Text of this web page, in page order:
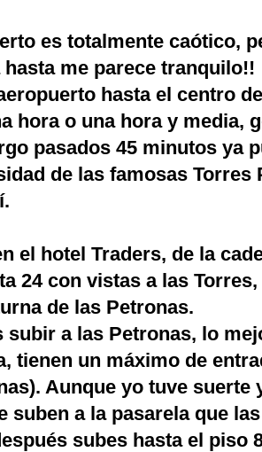
es totalmente caótico,
hasta me parece tranquilo!!
hasta el centro
hora o una hora y media,
pasados 45 minutos ya
de las famosas Torres
el hotel Traders, de la
24 con vistas a las
de las Petronas.
subir a las Petronas, lo
tienen un máximo de
Aunque yo tuve suerte
suben a la pasarela que
subes hasta el piso